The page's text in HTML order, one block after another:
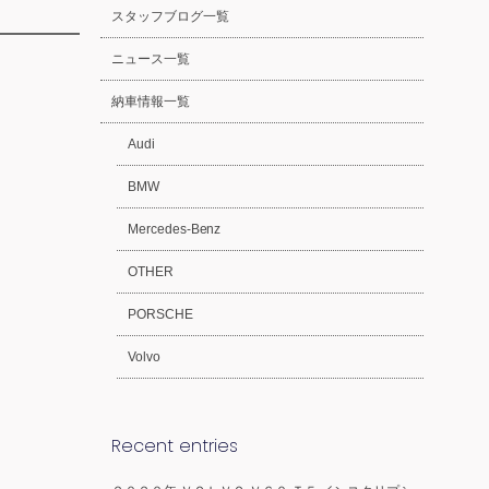
スタッフブログ一覧
ニュース一覧
納車情報一覧
Audi
BMW
Mercedes-Benz
OTHER
PORSCHE
Volvo
Recent entries